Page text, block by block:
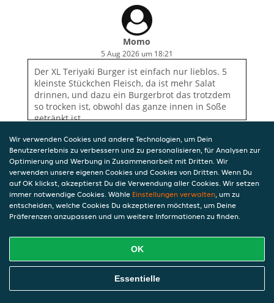
Momo
5 Aug 2026 um 18:21
Der XL Teriyaki Burger ist einfach nur lieblos. 5
kleinste Stückchen Fleisch, da ist mehr Salat
drinnen, und dazu ein Burgerbrot das trotzdem
so trocken ist, obwohl das ganze innen in Soße
getränkt ist
Wir verwenden Cookies und andere Technologien, um Dein
Benutzererlebnis zu verbessern und zu personalisieren, für Analysen zur
Optimierung und Werbung in Zusammenarbeit mit Dritten. Wir
verwenden unsere eigenen Cookies und Cookies von Dritten. Wenn Du
auf OK klickst, akzeptierst Du die Verwendung aller Cookies. Wir setzen
immer notwendige Cookies. Wähle Einstellungen verwalten, um zu
entscheiden, welche Cookies Du akzeptieren möchtest, um Deine
Präferenzen anzupassen und um weitere Informationen zu finden.
OK
Essentielle